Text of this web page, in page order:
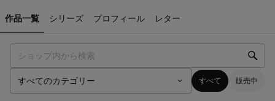
作品一覧 シリーズ プロフィール レター
すべて 販売中